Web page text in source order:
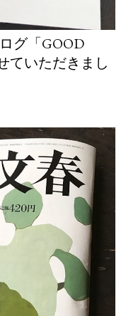
グ「GOOD
ていただきまし